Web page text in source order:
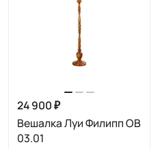
24 900 ₽
Вешалка Луи Филипп ОВ
03.01